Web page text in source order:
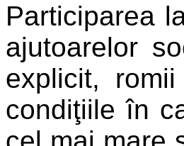
Participarea
ajutoarelor
explicit,
condiţiile în